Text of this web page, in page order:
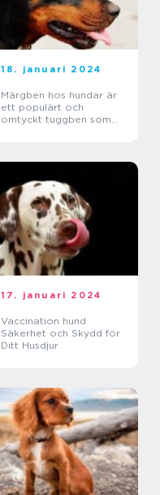
18. januari 2024
Märgben hos hundar är
ett populärt och
omtyckt tuggben som
17. januari 2024
Vaccination hund
Säkerhet och Skydd för
Ditt Husdjur